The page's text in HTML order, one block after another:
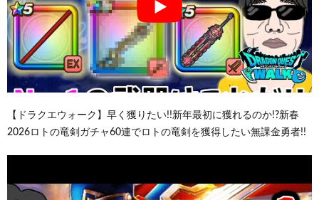
【ドラクエウォーク】早く獲りたい!!新年最初に獲れるのか!?新春
2026ロトの竜剣ガチャ60連でロトの竜剣を獲得したい無課金勇者!!